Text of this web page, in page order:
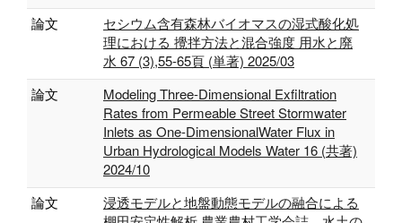
論文
セシウム含有森林バイオマスの湿式酸化処
理における 攪拌方法と混合強度 用水と廃
水 67 (3),55-65頁 (単著) 2025/03
論文
Modeling Three-Dimensional Exfiltration
Rates from Permeable Street Stormwater
Inlets as One-DimensionalWater Flux in
Urban Hydrological Models Water 16 (共著)
2024/10
論文
浸透モデルと地盤動態モデルの融合による